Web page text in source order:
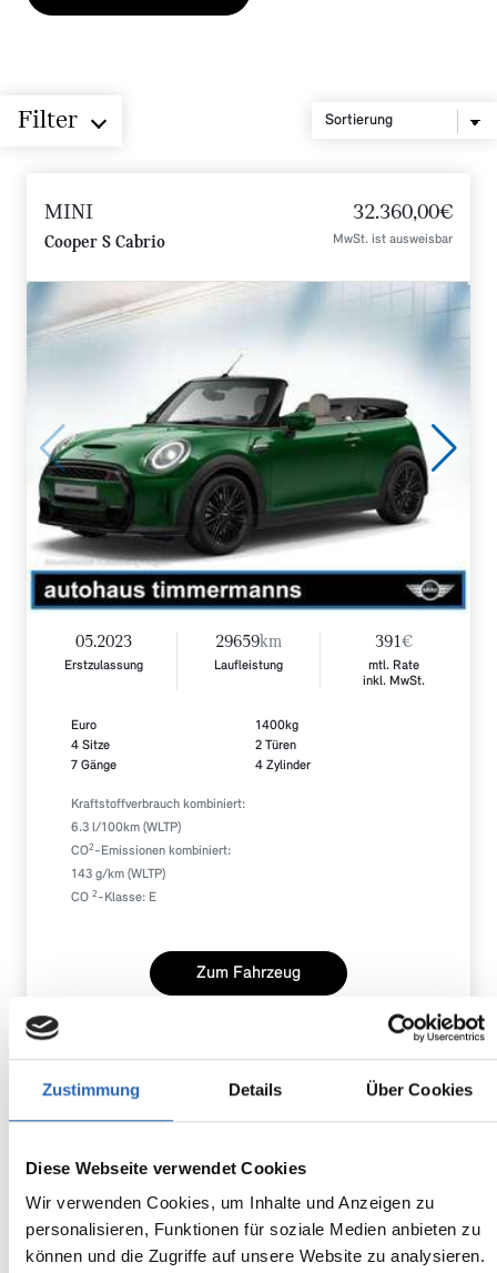
Zustimmung Details Über Cookies
Diese Webseite verwendet Cookies
Wir verwenden Cookies, um Inhalte und Anzeigen zu
personalisieren, Funktionen für soziale Medien anbieten zu
können und die Zugriffe auf unsere Website zu analysieren.
Filter
MINI
Cooper S Cabrio
32.360,00€
MwSt. ist ausweisbar
05.2023
Erstzulassung
29659km
Laufleistung
391€
mtl. Rate
inkl. MwSt.
Euro
4 Sitze
7 Gänge
1400kg
2 Türen
4 Zylinder
Kraftstoffverbrauch kombiniert:
6.3 l/100km (WLTP)
CO2 -Emissionen kombiniert:
143 g/km (WLTP)
CO 2 -Klasse: E
Zum Fahrzeug
MINI 41.930,00€
MwSt. ist ausweisbar